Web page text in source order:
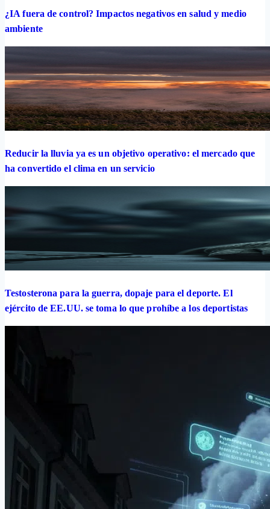
¿IA fuera de control? Impactos negativos en salud y medio
ambiente
Reducir la lluvia ya es un objetivo operativo: el mercado que
ha convertido el clima en un servicio
Testosterona para la guerra, dopaje para el deporte. El
ejército de EE.UU. se toma lo que prohíbe a los deportistas